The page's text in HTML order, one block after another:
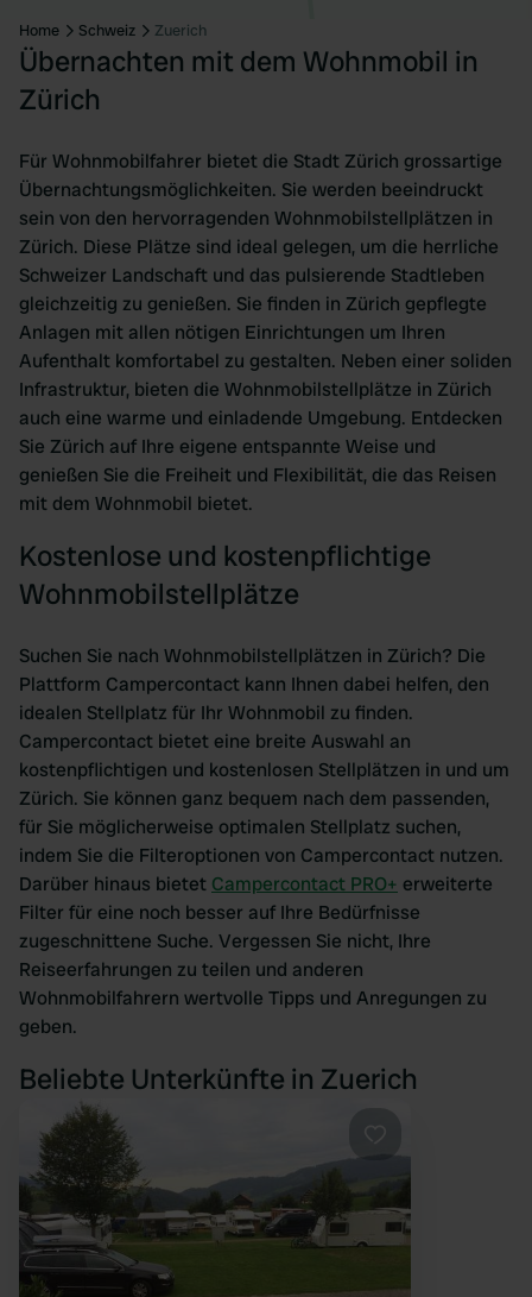
Home Schweiz Zuerich
Übernachten mit dem Wohnmobil in
Zürich
Für Wohnmobilfahrer bietet die Stadt Zürich grossartige
Übernachtungsmöglichkeiten. Sie werden beeindruckt
sein von den hervorragenden Wohnmobilstellplätzen in
Zürich. Diese Plätze sind ideal gelegen, um die herrliche
Schweizer Landschaft und das pulsierende Stadtleben
gleichzeitig zu genießen. Sie finden in Zürich gepflegte
Anlagen mit allen nötigen Einrichtungen um Ihren
Aufenthalt komfortabel zu gestalten. Neben einer soliden
Infrastruktur, bieten die Wohnmobilstellplätze in Zürich
auch eine warme und einladende Umgebung. Entdecken
Sie Zürich auf Ihre eigene entspannte Weise und
genießen Sie die Freiheit und Flexibilität, die das Reisen
mit dem Wohnmobil bietet.
Kostenlose und kostenpflichtige
Wohnmobilstellplätze
Suchen Sie nach Wohnmobilstellplätzen in Zürich? Die
Plattform Campercontact kann Ihnen dabei helfen, den
idealen Stellplatz für Ihr Wohnmobil zu finden.
Campercontact bietet eine breite Auswahl an
kostenpflichtigen und kostenlosen Stellplätzen in und um
Zürich. Sie können ganz bequem nach dem passenden,
für Sie möglicherweise optimalen Stellplatz suchen,
indem Sie die Filteroptionen von Campercontact nutzen.
Darüber hinaus bietet Campercontact PRO+ erweiterte
Filter für eine noch besser auf Ihre Bedürfnisse
zugeschnittene Suche. Vergessen Sie nicht, Ihre
Reiseerfahrungen zu teilen und anderen
Wohnmobilfahrern wertvolle Tipps und Anregungen zu
geben.
Beliebte Unterkünfte in Zuerich
Favorit